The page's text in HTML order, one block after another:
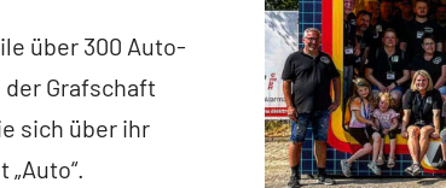
über 300 Auto-
Grafschaft
sich über ihr